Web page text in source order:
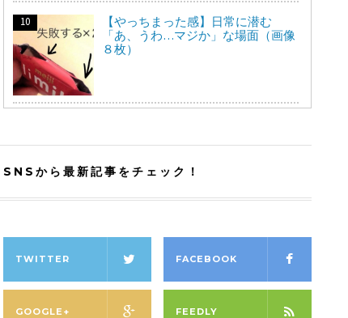
【やっちまった感】日常に潜む
「あ、うわ…マジか」な場面（画像
８枚）
SNSから最新記事をチェック！
TWITTER FACEBOOK
GOOGLE+ FEEDLY